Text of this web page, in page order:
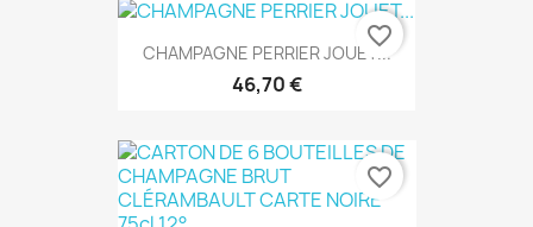
CHAMPAGNE PERRIER JOUET...
46,70 €
favorite_border
favorite_border